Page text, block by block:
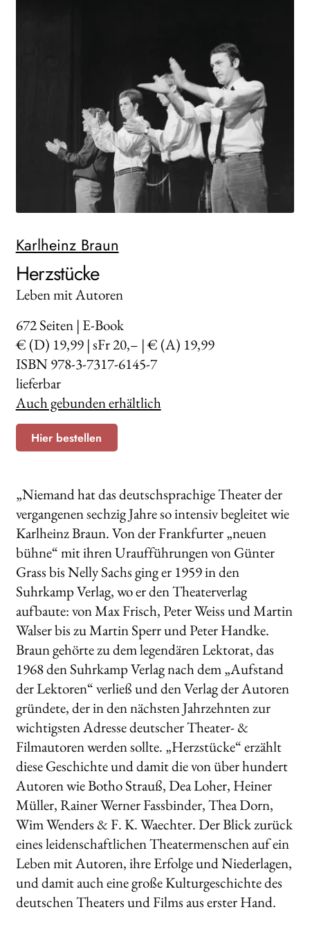
WEITERE VERLAGE
Search:
Karlheinz Braun
Herzstücke
Leben mit Autoren
672Seiten | E-Book
€ (D) 19,99 | sFr 20,– | € (A) 19,99
ISBN 978-3-7317-6145-7
lieferbar
Auch gebunden erhältlich
Hier bestellen
„Niemand hat das deutschsprachige Theater der
vergangenen sechzig Jahre so intensiv begleitet wie
Karlheinz Braun. Von der Frankfurter „neuen
bühne“ mit ihren Uraufführungen von Günter
Grass bis Nelly Sachs ging er 1959 in den
Suhrkamp Verlag, wo er den Theaterverlag
aufbaute: von Max Frisch, Peter Weiss und Martin
Walser bis zu Martin Sperr und Peter Handke.
Braun gehörte zu dem legendären Lektorat, das
1968 den Suhrkamp Verlag nach dem „Aufstand
der Lektoren“ verließ und den Verlag der Autoren
gründete, der in den nächsten Jahrzehnten zur
wichtigsten Adresse deutscher Theater- &
Filmautoren werden sollte. „Herzstücke“ erzählt
diese Geschichte und damit die von über hundert
Autoren wie Botho Strauß, Dea Loher, Heiner
Müller, Rainer Werner Fassbinder, Thea Dorn,
Wim Wenders & F. K. Waechter. Der Blick zurück
eines leidenschaftlichen Theatermenschen auf ein
Leben mit Autoren, ihre Erfolge und Niederlagen,
und damit auch eine große Kulturgeschichte des
deutschen Theaters und Films aus erster Hand.